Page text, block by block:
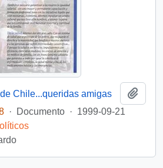
Chile...queridas amigas
· Documento · 1999-09-21